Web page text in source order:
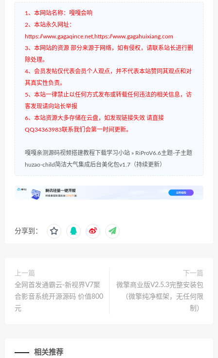
1、本网站名称：嘎嘎会响
2、本站永久网址：
https://www.gagaqince.net,https://www.gagahuixiang.com
3、本网站的资源 部分来源于网络，如有侵权，请联系站长进行删
除处理。
4、会员发帖仅代表会员个人观点，并不代表本站赞同其观点和对
其真实性负责。
5、本站一律禁止以任何方式发布或转载任何违法的相关信息，访
客发现请向站长举报
6、本站资源大多存储在云盘，如发现链接失效 请直接
QQ34363983联系我们会第一时间更新。
嘎嘎亲测源码视频搭建教程下载学习小站 » RiProV6.6主题-子主题
huzao-child简洁大气集成后台美化包v1.7（持续更新）
分享到：
上一篇
全网首发通霸云-新视界V7聚
合影音系统开源源码 价值800
元
下一篇
微擎商业版V2.5.3完整安装包
（微擎纯净框架，无任何限
制）
相关推荐